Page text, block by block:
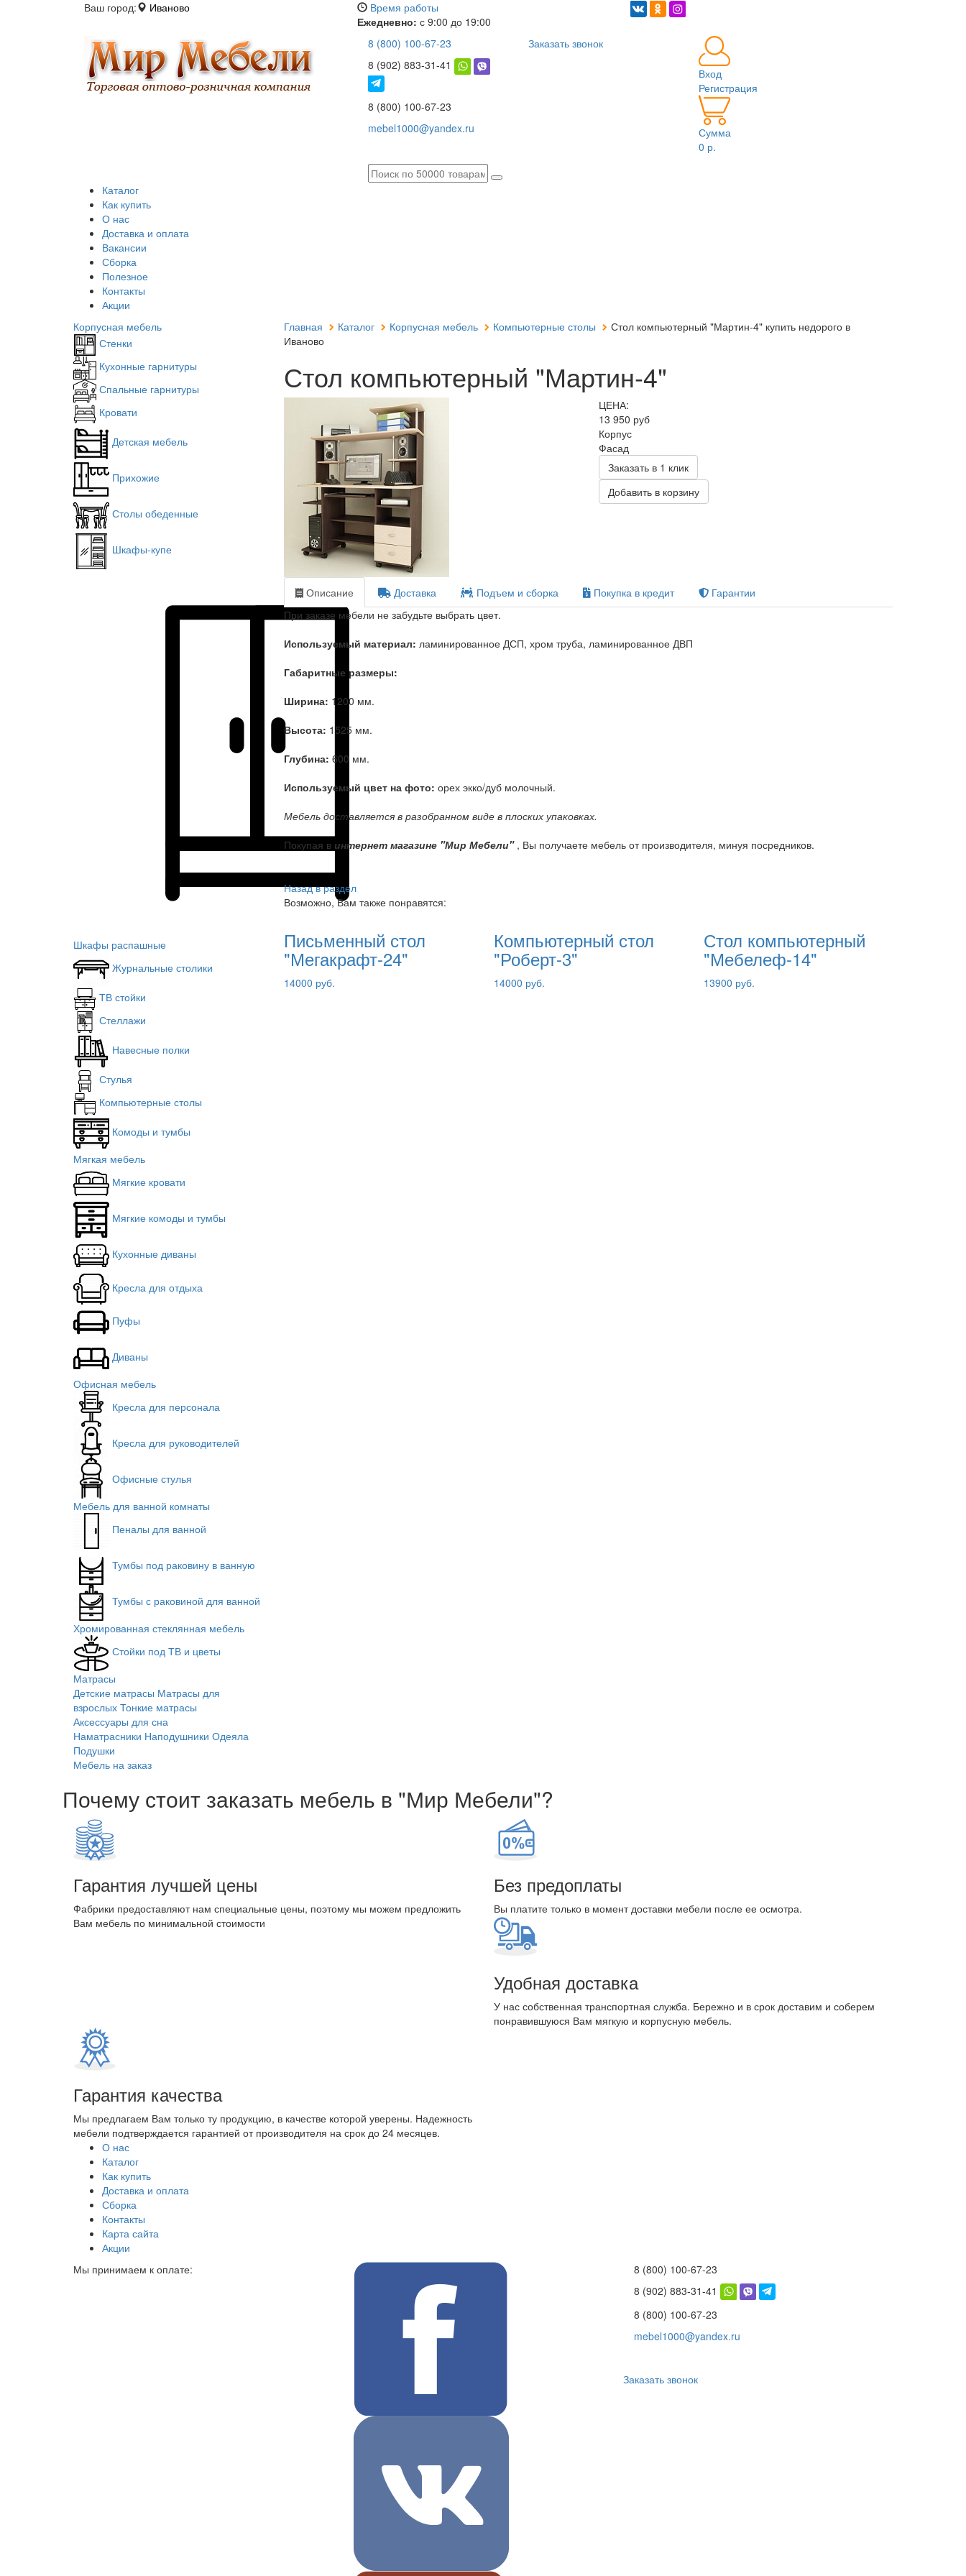
Ваш город: Иваново
Время работы
Ежедневно: с 9:00 до 19:00
8 (800) 100-67-23
8 (902) 883-31-41
8 (800) 100-67-23
mebel1000@yandex.ru
Заказать звонок
Вход
Регистрация
Сумма
0 р.
Каталог
Как купить
О нас
Доставка и оплата
Вакансии
Сборка
Полезное
Контакты
Акции
Корпусная мебель
Стенки
Кухонные гарнитуры
Спальные гарнитуры
Кровати
Детская мебель
Прихожие
Столы обеденные
Шкафы-купе
Шкафы распашные
Журнальные столики
ТВ стойки
Стеллажи
Навесные полки
Стулья
Компьютерные столы
Комоды и тумбы
Мягкая мебель
Мягкие кровати
Мягкие комоды и тумбы
Кухонные диваны
Кресла для отдыха
Пуфы
Диваны
Офисная мебель
Кресла для персонала
Кресла для руководителей
Офисные стулья
Мебель для ванной комнаты
Пеналы для ванной
Тумбы под раковину в ванную
Тумбы с раковиной для ванной
Хромированная стеклянная мебель
Стойки под ТВ и цветы
Матрасы
Детские матрасы Матрасы для
взрослых Тонкие матрасы
Аксессуары для сна
Наматрасники Наподушники Одеяла
Подушки
Мебель на заказ
Главная Каталог Корпусная мебель Компьютерные столы
Стол компьютерный "Мартин-4" купить недорого в
Иваново
Стол компьютерный "Мартин-4"
ЦЕНА:
13 950 руб
Корпус
Фасад
Заказать в 1 клик
Добавить в корзину
Описание Доставка Подъем и сборка Покупка в кредит
Гарантии
При заказе мебели не забудьте выбрать цвет.
Используемый материал: ламинированное ДСП, хром труба, ламинированное ДВП
Габаритные размеры:
Ширина: 1200 мм.
Высота: 1525 мм.
Глубина: 600 мм.
Используемый цвет на фото: орех экко/дуб молочный.
Мебель доставляется в разобранном виде в плоских упаковках.
Покупая в интернет магазине "Мир Мебели", Вы получаете мебель от производителя, минуя посредников.
Назад в раздел
Возможно, Вам также понравятся:
Письменный стол
"Мегакрафт-24"
14000 руб.
Компьютерный стол
"Роберт-3"
14000 руб.
Стол компьютерный
"Мебелеф-14"
13900 руб.
Почему стоит заказать мебель в "Мир Мебели"?
Гарантия лучшей цены
Фабрики предоставляют нам специальные цены, поэтому мы можем предложить
Вам мебель по минимальной стоимости
Без предоплаты
Вы платите только в момент доставки мебели после ее осмотра.
Удобная доставка
У нас собственная транспортная служба. Бережно и в срок доставим и соберем
понравившуюся Вам мягкую и корпусную мебель.
Гарантия качества
Мы предлагаем Вам только ту продукцию, в качестве которой уверены. Надежность
мебели подтверждается гарантией от производителя на срок до 24 месяцев.
О нас
Каталог
Как купить
Доставка и оплата
Сборка
Контакты
Карта сайта
Акции
Мы принимаем к оплате:
8 (800) 100-67-23
8 (902) 883-31-41
8 (800) 100-67-23
mebel1000@yandex.ru
Заказать звонок